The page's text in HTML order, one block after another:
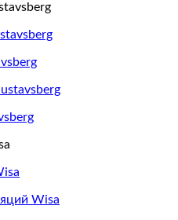
Wisa